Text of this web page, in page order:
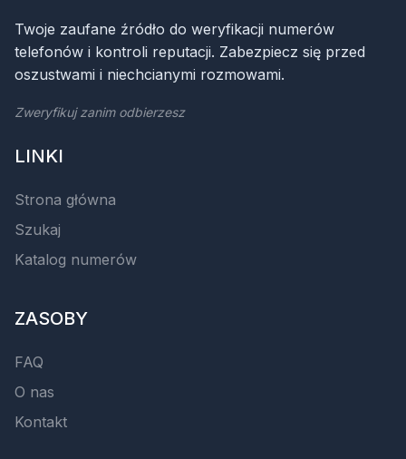
Twoje zaufane źródło do weryfikacji numerów
telefonów i kontroli reputacji. Zabezpiecz się przed
oszustwami i niechcianymi rozmowami.
Zweryfikuj zanim odbierzesz
LINKI
Strona główna
Szukaj
Katalog numerów
ZASOBY
FAQ
O nas
Kontakt